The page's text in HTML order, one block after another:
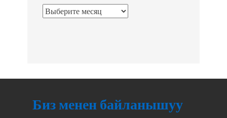
Биз менен байланышуу